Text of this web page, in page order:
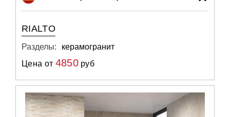
RIALTO
Разделы:
керамогранит
Цена от 4850руб